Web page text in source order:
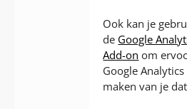
Ook kan je
de Google
Add-on om
Google
maken van je